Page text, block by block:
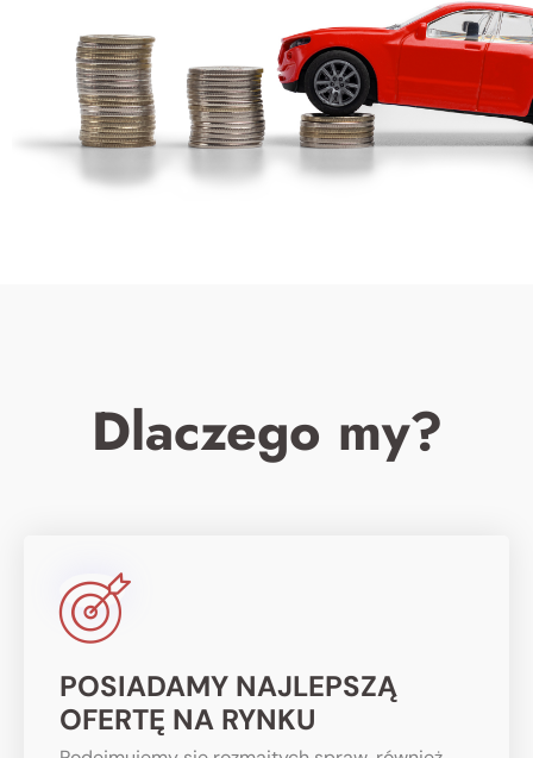
Dlaczego my?
POSIADAMY NAJLEPSZĄ
OFERTĘ NA RYNKU